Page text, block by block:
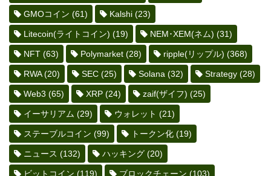
GMOコイン (61) Kalshi (23)
Litecoin(ライトコイン) (19) NEM･XEM(ネム) (31)
NFT (63) Polymarket (28) ripple(リップル) (368)
RWA(20) SEC (25) Solana (32) Strategy (28)
Web3 (65) XRP (24) zaif(ザイフ) (25)
イーサリアム (29) ウォレット (21)
ステーブルコイン (99) トークン化 (19)
ニュース (132) ハッキング (20)
ビットコイン (119) ブロックチェーン (103)